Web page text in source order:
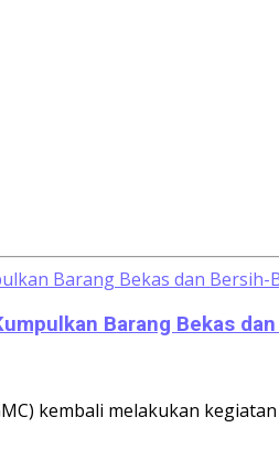
Barang Bekas
kembali melakukan